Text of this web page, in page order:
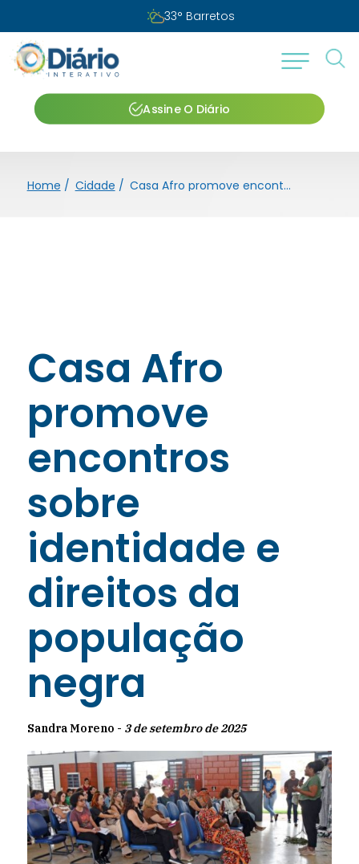
33° Barretos
Assine O Diário
Home / Cidade / Casa Afro promove encontros sobre identidade e direitos da população negra
Casa Afro
promove
encontros
sobre
identidade e
direitos da
população
negra
Sandra Moreno - 3 de setembro de 2025